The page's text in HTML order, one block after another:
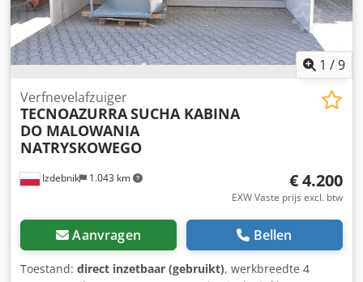
1 /9
Izdebnik 1.043 km
Verfnevelafzuiger
TECNOAZURRASUCHA KABINA
DO MALOWANIA
NATRYSKOWEGO
€ 4.200
EXW Vaste prijs excl. btw
Aanvragen Bellen
Toestand: direct inzetbaar (gebruikt), werkbreedte 4